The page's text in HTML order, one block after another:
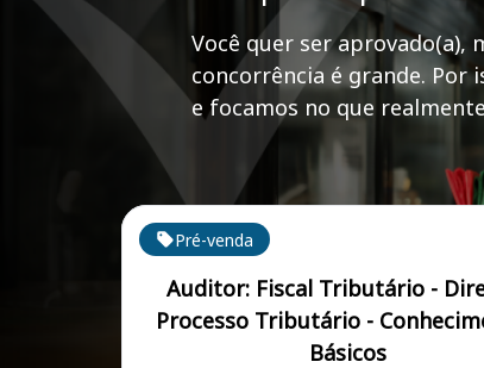
Você quer ser aprovado(a),
concorrência é grande. Por
e focamos no que
Cursos em destaque para passar no concurso
Pré-venda
Auditor: Fiscal Tributário -
Processo Tributário -
Básicos